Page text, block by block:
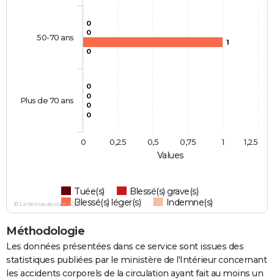
Values
0
0
0
0
1
0
0
0
Tuée(s)
Blessé(s) grave(s)
Blessé(s) léger(s)
Indemne(s)
50-70 ans
Plus de 70 ans
0 1
0,25 0,5 0,75 1,25
© Linternaute.com 2026
Méthodologie
Les données présentées dans ce service sont issues des
statistiques publiées par le ministère de l'Intérieur concernant
les accidents corporels de la circulation ayant fait au moins un